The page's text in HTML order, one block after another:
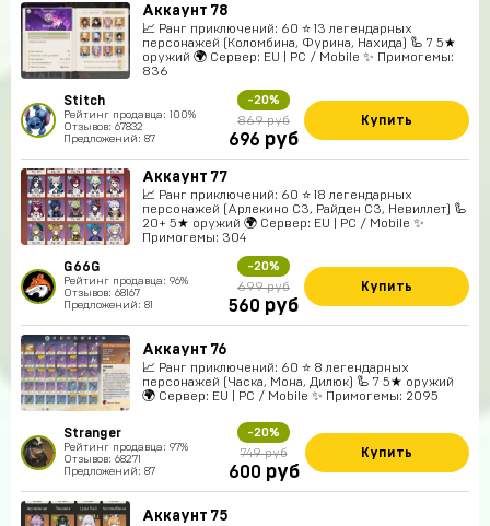
Аккаунт 78
📈 Ранг приключений: 60 ⭐ 13 легендарных
персонажей (Коломбина, Фурина, Нахида) 🦾 7 5★
оружий 🌍 Сервер: EU | PC / Mobile ✨ Примогемы:
836
Stitch
Рейтинг продавца: 100%
Отзывов: 67832
Предложений: 87
-20%
869 руб
696 руб
Купить
Аккаунт 77
📈 Ранг приключений: 60 ⭐ 18 легендарных
персонажей (Арлекино C3, Райден C3, Невиллет) 🦾
20+ 5★ оружий 🌍 Сервер: EU | PC / Mobile ✨
Примогемы: 304
G66G
Рейтинг продавца: 96%
Отзывов: 68167
Предложений: 81
-20%
699 руб
560 руб
Купить
Аккаунт 76
📈 Ранг приключений: 60 ⭐ 8 легендарных
персонажей (Часка, Мона, Дилюк) 🦾 7 5★ оружий
🌍 Сервер: EU | PC / Mobile ✨ Примогемы: 2095
Stranger
Рейтинг продавца: 97%
Отзывов: 68271
Предложений: 87
-20%
749 руб
600 руб
Купить
Аккаунт 75